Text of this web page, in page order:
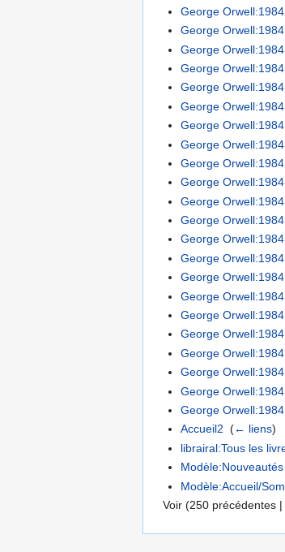
George
George
George
George
George
George
George
George
George
George
George
George
George
George
George
George
George
George
George
George
George
George
Accueil2 ‎(← liens)
librairal:Tous les
Modèle:Nouveautés
Modèle:Accueil/
Voir (250 précédentes |